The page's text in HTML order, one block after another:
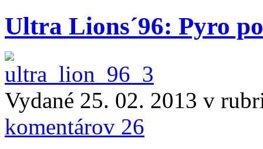
Ultra Lions´96: Pyro
Vydané 25. 02. 2013 v
komentárov 26